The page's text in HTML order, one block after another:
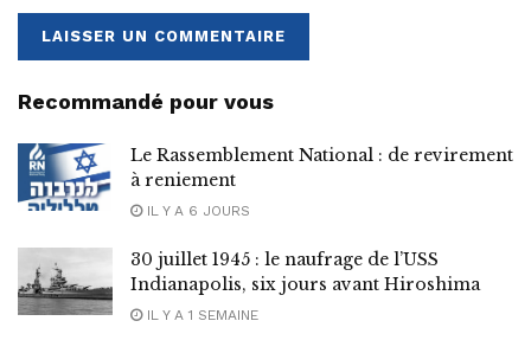
Recommandé pour vous
Le Rassemblement National : de revirement
à reniement
IL Y A 6 JOURS
30 juillet 1945 : le naufrage de l’USS
Indianapolis, six jours avant Hiroshima
IL Y A 1 SEMAINE